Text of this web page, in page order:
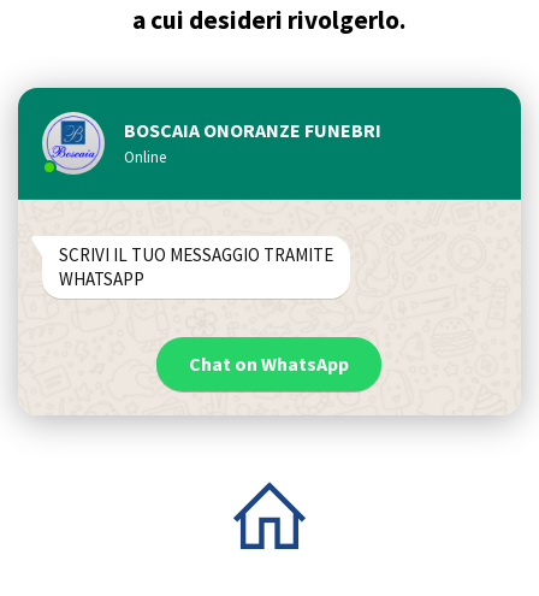
a cui desideri rivolgerlo.
BOSCAIA ONORANZE FUNEBRI
Online
SCRIVI IL TUO MESSAGGIO TRAMITE
WHATSAPP
Chat on WhatsApp